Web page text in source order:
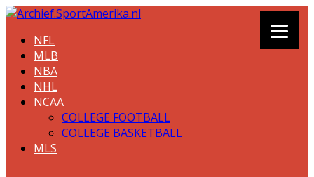
NFL
MLB
NBA
NHL
NCAA
COLLEGE FOOTBALL
COLLEGE BASKETBALL
MLS